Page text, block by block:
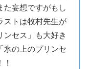
た妄想ですがもし
ストは牧村先生が
セス」も大好き
氷の上のプリンセ